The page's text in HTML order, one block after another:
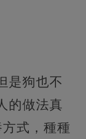
是狗也不
的做法真
式，種種